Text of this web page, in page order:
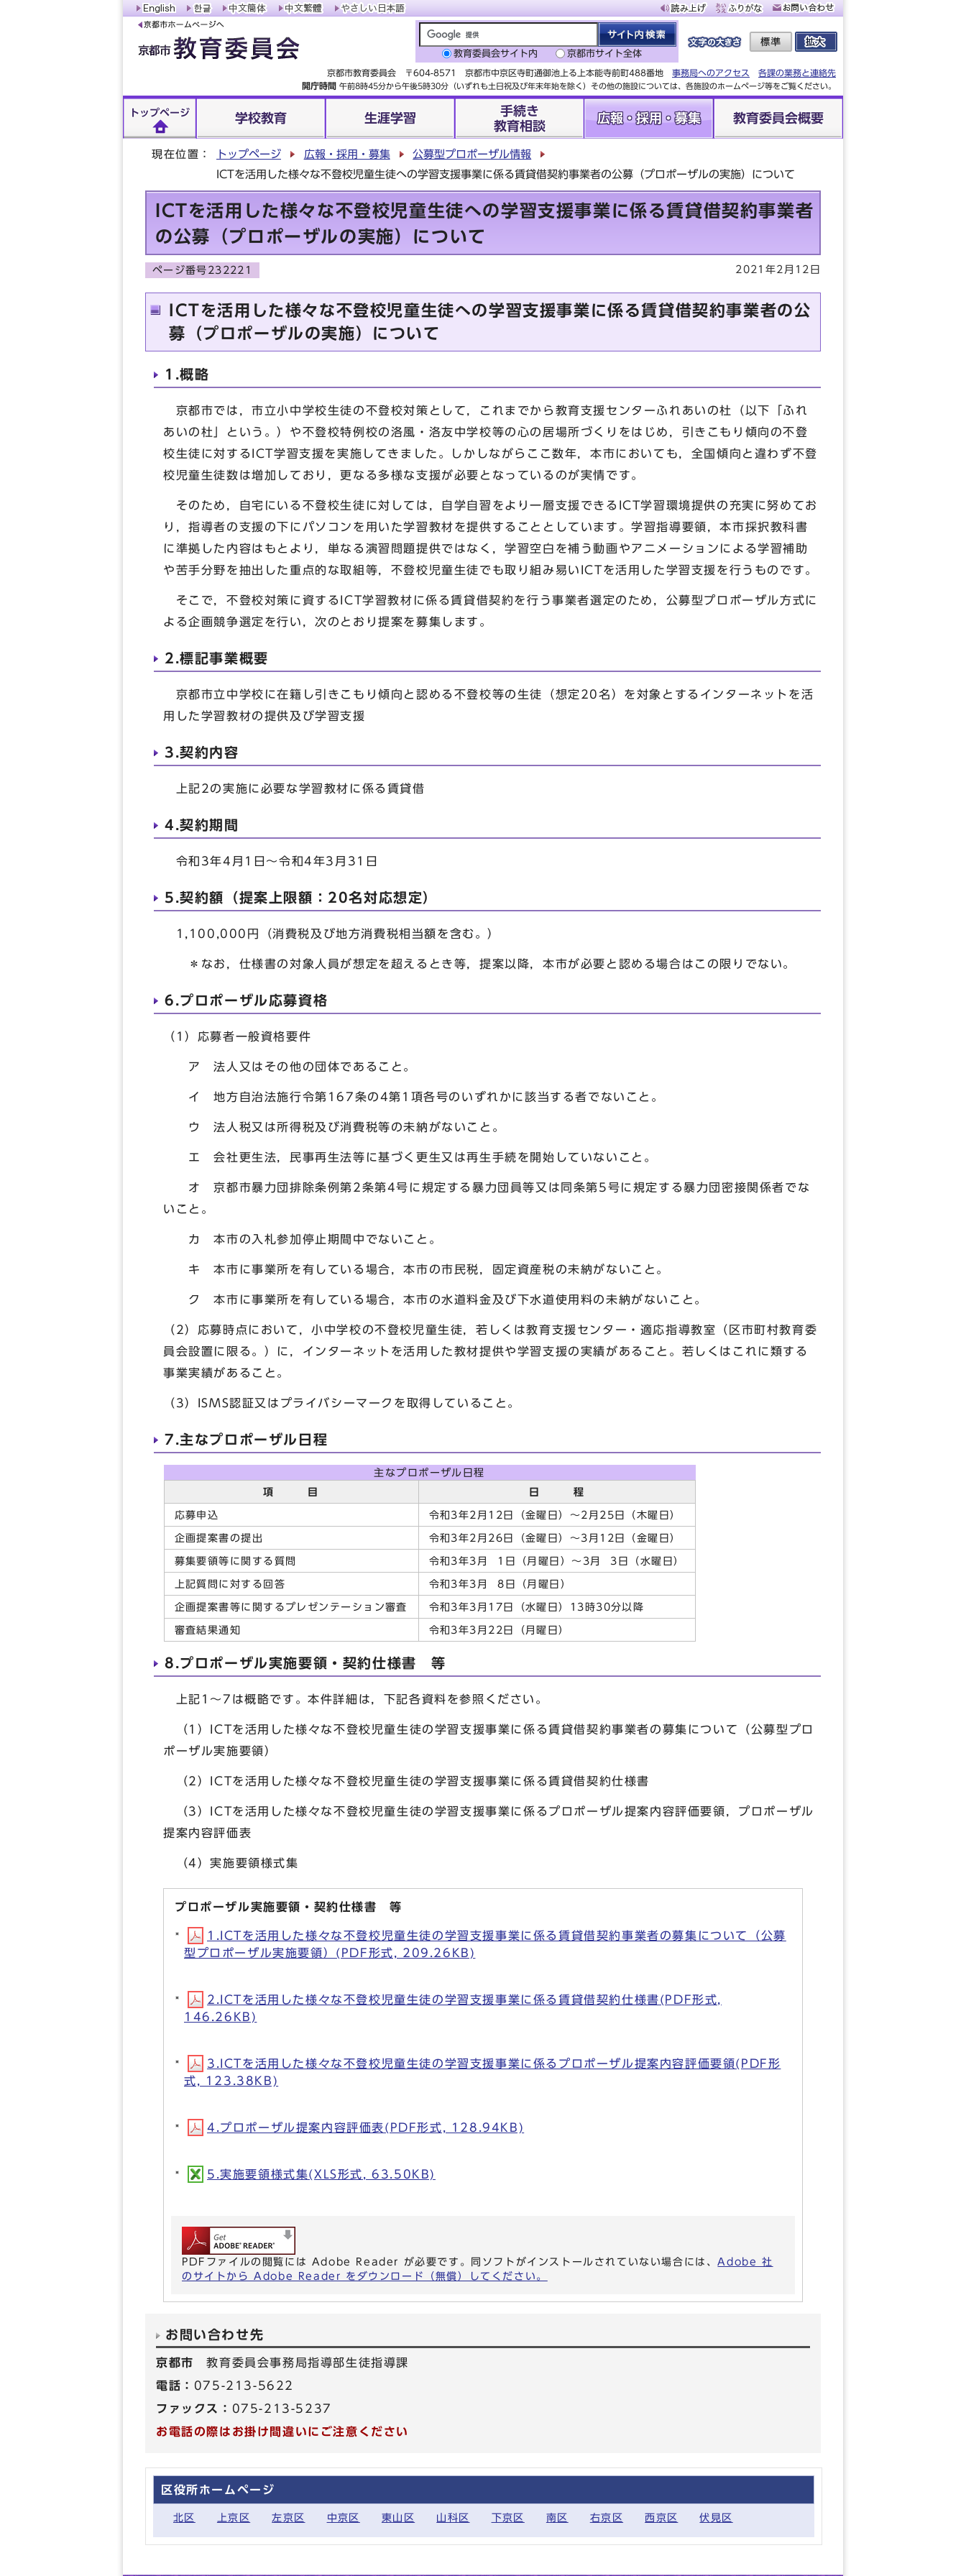
教育委員会サイト内 京都市サイト全体
京都市教育委員会 〒604-8571 京都市中京区寺町通御池上る上本能寺前町488番地 事務局へのアクセス
各課の業務と連絡先
開庁時間 午前8時45分から午後5時30分（いずれも土日祝及び年末年始を除く）その他の施設については、各施設のホームページ等をご覧ください。
トップページ 学校教育 生涯学習
手続き
教育相談
広報・採用・募集 教育委員会概要
現在位置： トップページ 広報・採用・募集
公募型プロポーザル情報
ICTを活用した様々な不登校児童生徒への学習支援事業に係る賃貸借契約事業者の公募（プロポーザルの実施）について
ICTを活用した様々な不登校児童生徒への学習支援事業に係る賃貸借契約事業者
の公募（プロポーザルの実施）について
ページ番号232221 2021年2月12日
ICTを活用した様々な不登校児童生徒への学習支援事業に係る賃貸借契約事業者の公
募（プロポーザルの実施）について
1.概略
京都市では，市立小中学校生徒の不登校対策として，これまでから教育支援センターふれあいの杜（以下「ふれ
あいの杜」という。）や不登校特例校の洛風・洛友中学校等の心の居場所づくりをはじめ，引きこもり傾向の不登
校生徒に対するICT学習支援を実施してきました。しかしながらここ数年，本市においても，全国傾向と違わず不登
校児童生徒数は増加しており，更なる多様な支援が必要となっているのが実情です。
そのため，自宅にいる不登校生徒に対しては，自学自習をより一層支援できるICT学習環境提供の充実に努めてお
り，指導者の支援の下にパソコンを用いた学習教材を提供することとしています。学習指導要領，本市採択教科書
に準拠した内容はもとより，単なる演習問題提供ではなく，学習空白を補う動画やアニメーションによる学習補助
や苦手分野を抽出した重点的な取組等，不登校児童生徒でも取り組み易いICTを活用した学習支援を行うものです。
そこで，不登校対策に資するICT学習教材に係る賃貸借契約を行う事業者選定のため，公募型プロポーザル方式に
よる企画競争選定を行い，次のとおり提案を募集します。
2.標記事業概要
京都市立中学校に在籍し引きこもり傾向と認める不登校等の生徒（想定20名）を対象とするインターネットを活
用した学習教材の提供及び学習支援
3.契約内容
上記2の実施に必要な学習教材に係る賃貸借
4.契約期間
令和3年4月1日～令和4年3月31日
5.契約額（提案上限額：20名対応想定）
1,100,000円（消費税及び地方消費税相当額を含む。）
＊なお，仕様書の対象人員が想定を超えるとき等，提案以降，本市が必要と認める場合はこの限りでない。
6.プロポーザル応募資格
（1）応募者一般資格要件
ア 法人又はその他の団体であること。
イ 地方自治法施行令第167条の4第1項各号のいずれかに該当する者でないこと。
ウ 法人税又は所得税及び消費税等の未納がないこと。
エ 会社更生法，民事再生法等に基づく更生又は再生手続を開始していないこと。
オ 京都市暴力団排除条例第2条第4号に規定する暴力団員等又は同条第5号に規定する暴力団密接関係者でな
いこと。
カ 本市の入札参加停止期間中でないこと。
キ 本市に事業所を有している場合，本市の市民税，固定資産税の未納がないこと。
ク 本市に事業所を有している場合，本市の水道料金及び下水道使用料の未納がないこと。
（2）応募時点において，小中学校の不登校児童生徒，若しくは教育支援センター・適応指導教室（区市町村教育委
員会設置に限る。）に，インターネットを活用した教材提供や学習支援の実績があること。若しくはこれに類する
事業実績があること。
（3）ISMS認証又はプライバシーマークを取得していること。
7.主なプロポーザル日程
主なプロポーザル日程
項 目
日 程
応募申込 令和3年2月12日（金曜日）～2月25日（木曜日）
企画提案書の提出 令和3年2月26日（金曜日）～3月12日（金曜日）
募集要領等に関する質問 令和3年3月 1日（月曜日）～3月 3日（水曜日）
上記質問に対する回答 令和3年3月 8日（月曜日）
企画提案書等に関するプレゼンテーション審査 令和3年3月17日（水曜日）13時30分以降
審査結果通知 令和3年3月22日（月曜日）
8.プロポーザル実施要領・契約仕様書 等
上記1～7は概略です。本件詳細は，下記各資料を参照ください。
（1）ICTを活用した様々な不登校児童生徒の学習支援事業に係る賃貸借契約事業者の募集について（公募型プロ
ポーザル実施要領）
（2）ICTを活用した様々な不登校児童生徒の学習支援事業に係る賃貸借契約仕様書
（3）ICTを活用した様々な不登校児童生徒の学習支援事業に係るプロポーザル提案内容評価要領，プロポーザル
提案内容評価表
（4）実施要領様式集
プロポーザル実施要領・契約仕様書 等
1.ICTを活用した様々な不登校児童生徒の学習支援事業に係る賃貸借契約事業者の募集について（公募
型プロポーザル実施要領）(PDF形式, 209.26KB)
2.ICTを活用した様々な不登校児童生徒の学習支援事業に係る賃貸借契約仕様書(PDF形式,
146.26KB)
3.ICTを活用した様々な不登校児童生徒の学習支援事業に係るプロポーザル提案内容評価要領(PDF形
式, 123.38KB)
4.プロポーザル提案内容評価表(PDF形式, 128.94KB)
5.実施要領様式集(XLS形式, 63.50KB)
PDFファイルの閲覧には Adobe Reader が必要です。同ソフトがインストールされていない場合には、Adobe 社
のサイトから Adobe Reader をダウンロード（無償）してください。
お問い合わせ先
京都市教育委員会事務局指導部生徒指導課
電話： 075-213-5622
ファックス： 075-213-5237
お電話の際はお掛け間違いにご注意ください
区役所ホームページ
北区 上京区 左京区 中京区 東山区 山科区 下京区 南区 右京区 西京区 伏見区